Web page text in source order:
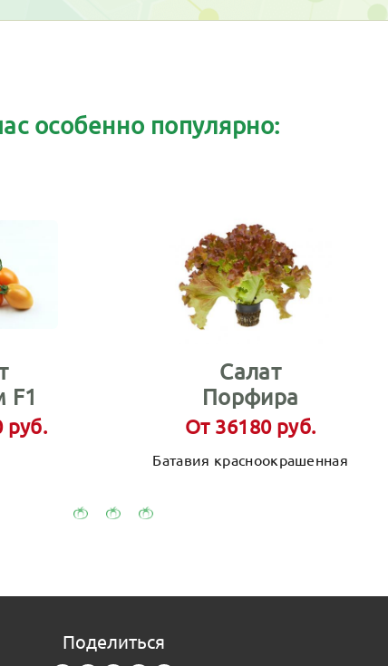
особенно популярно:
F1
руб.
Салат
Порфира
От 36180 руб.
Батавия красноокрашенная
Поделиться